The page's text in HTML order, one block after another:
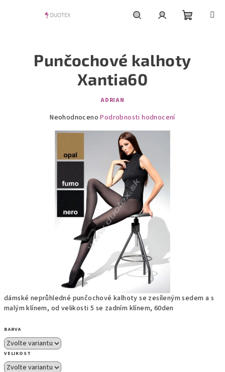
košík
dámské neprůhledné punčochové kalhoty se zesíleným sedem a s
malým klínem, od velikosti 5 se zadním klínem, 60den
BARVA
VELIKOST
Punčochové kalhoty
Xantia60
ADRIAN
Průměrné
0,0
hvězdiček.
Neohodnoceno Podrobnosti hodnocení